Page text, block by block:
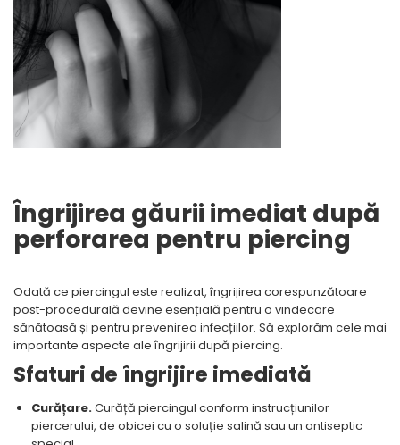
Îngrijirea găurii imediat după
perforarea pentru piercing
Odată ce piercingul este realizat, îngrijirea corespunzătoare
post-procedurală devine esențială pentru o vindecare
sănătoasă și pentru prevenirea infecțiilor. Să explorăm cele mai
importante aspecte ale îngrijirii după piercing.
Sfaturi de îngrijire imediată
Curățare.Curăță piercingul conform instrucțiunilor
piercerului, de obicei cu o soluție salină sau un antiseptic